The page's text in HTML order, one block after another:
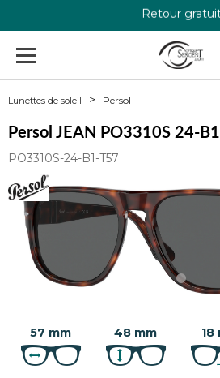
+33 4 79 24
Lunettes de soleil Persol
Persol JEAN PO3310S 24-B1
PO3310S-24-B1-T57
57 mm 48 mm 18